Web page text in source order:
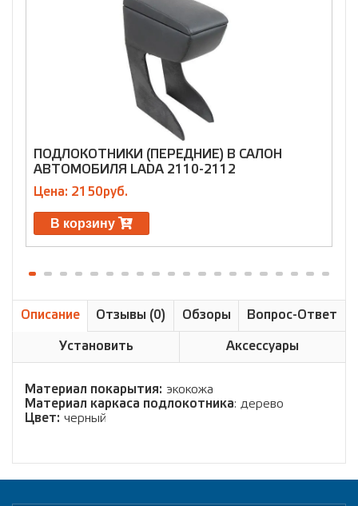
ПОДЛОКОТНИКИ (ПЕРЕДНИЕ) В САЛОН
АВТОМОБИЛЯ LADA 2110-2112
Цена: 2150руб.
В корзину
Описание Отзывы (0) Обзоры Вопрос-Ответ
Установить Аксессуары
Материал покарытия: экокожа
Материал каркаса подлокотника: дерево
Цвет: черный